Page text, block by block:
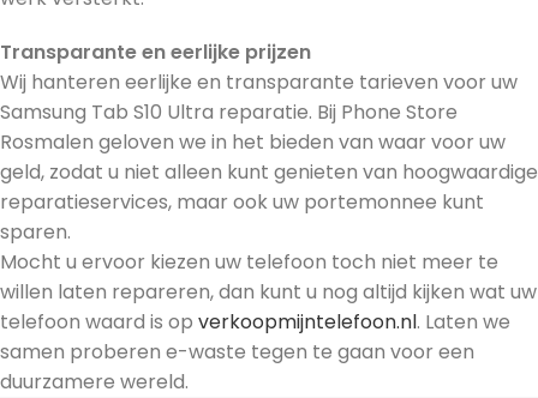
Transparante en eerlijke prijzen
Wij hanteren eerlijke en transparante tarieven voor uw
Samsung Tab S10 Ultra reparatie. Bij Phone Store
Rosmalen geloven we in het bieden van waar voor uw
geld, zodat u niet alleen kunt genieten van hoogwaardige
reparatieservices, maar ook uw portemonnee kunt
sparen.
Mocht u ervoor kiezen uw telefoon toch niet meer te
willen laten repareren, dan kunt u nog altijd kijken wat uw
telefoon waard is op verkoopmijntelefoon.nl. Laten we
samen proberen e-waste tegen te gaan voor een
duurzamere wereld.